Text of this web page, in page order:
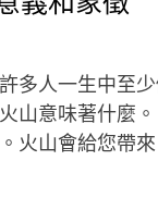
多人一生中至
山意味著什麼
火山會給您帶